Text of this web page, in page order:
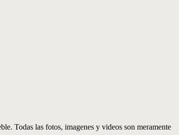
Todas las fotos, imagenes y videos son meramente